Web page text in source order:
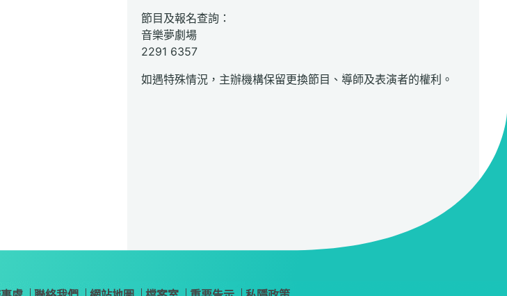
節目及報名查詢：
音樂夢劇場
2291 6357
如遇特殊情況，主辦機構保留更換節目、導師及表演者的權利。